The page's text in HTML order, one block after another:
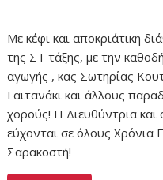
Με κέφι και αποκριάτικη
της ΣΤ τάξης, με την
αγωγής , κας Σωτηρίας
Γαϊτανάκι και άλλους
χορούς! Η Διευθύντρια
εύχονται σε όλους Χρόνια
Σαρακοστή!